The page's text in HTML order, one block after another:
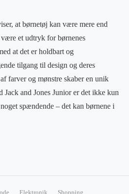
at børnetøj kan være mere end
et udtryk for børnenes
at det er holdbart og
tilgang til design og deres
farver og mønstre skaber en unik
Jack and Jones Junior er det ikke kun
spændende – det kan børnene i
Elektronik Shopping